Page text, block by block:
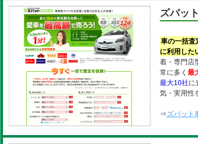
ズバッ
車の一括査
に利用した
着・専門店
常に多く最
最大10社に
気・実用性
⇒ズバット